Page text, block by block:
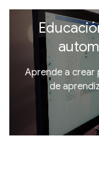
Aprende a crear
de